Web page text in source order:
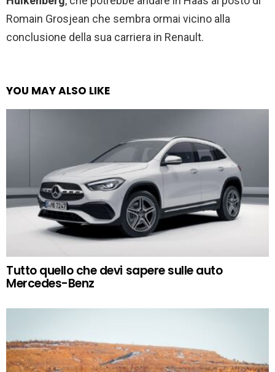
Romain Grosjean che sembra ormai vicino alla
conclusione della sua carriera in Renault.
YOU MAY ALSO LIKE
Tutto quello che devi sapere sulle auto
Mercedes-Benz